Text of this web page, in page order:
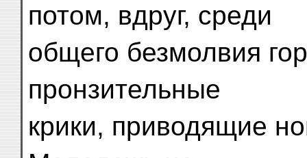
потом, вдруг, среди
общего безмолвия
пронзительные
крики, приводящие